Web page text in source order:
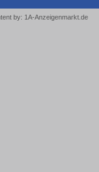
by: 1A-Anzeigenmarkt.de